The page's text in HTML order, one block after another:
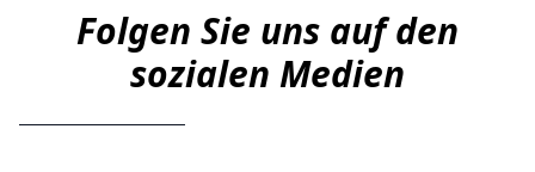
Folgen Sie uns auf den
sozialen Medien